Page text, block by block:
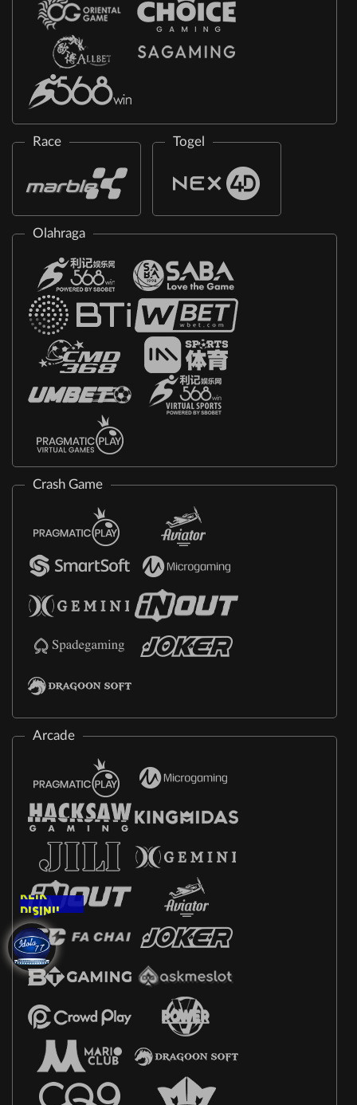
KLIK
DISINI!
Race Togel
Olahraga
Crash Game
Arcade